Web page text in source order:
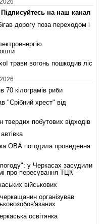
на наш канал
дорогу поза переходом і
трави вогонь пошкодив ліс
70 кілограмів риби
"Срібний хрест" від
твердих побутових відходів
ОВА погодила проведення
у Черкасах засудили
про пересування ТЦК
військових
організував
освітянка